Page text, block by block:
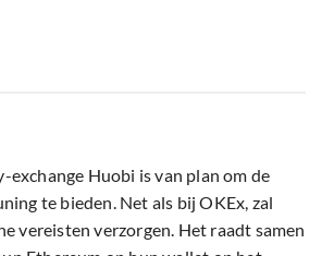
Huobi is van plan om de
te bieden. Net als bij OKEx, zal
vereisten verzorgen. Het raadt samen